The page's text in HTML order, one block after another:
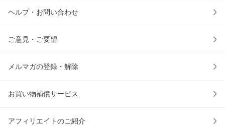
ヘルプ・お問い合わせ
ご意見・ご要望
メルマガの登録・解除
お買い物補償サービス
アフィリエイトのご紹介